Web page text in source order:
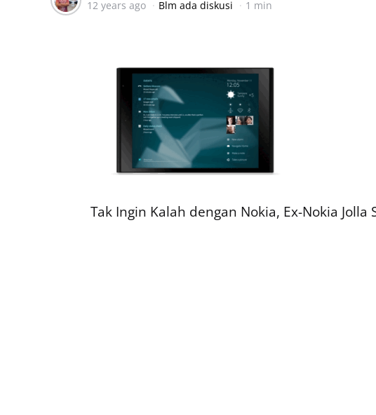
by
12 years ago
Blm ada diskusi 1 min
Tak Ingin Kalah dengan Nokia, Ex-Nokia Jolla